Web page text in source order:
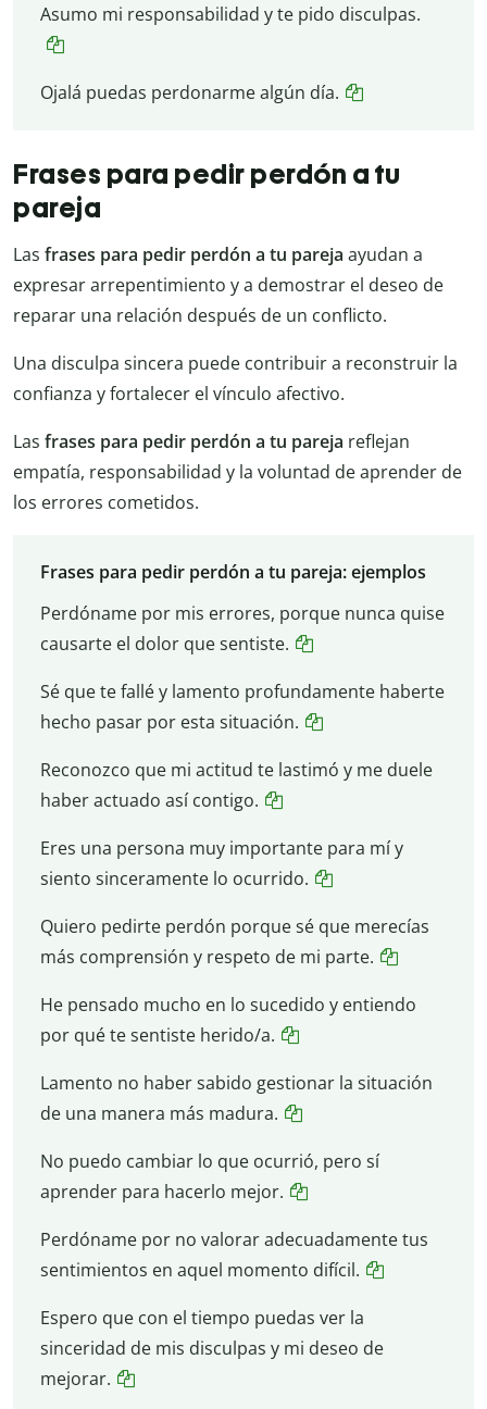
Asumo mi responsabilidad y te pido disculpas.
Ojalá puedas perdonarme algún día.
Frases para pedir perdón a tu
pareja
Las frases para pedir perdón a tu pareja ayudan a
expresar arrepentimiento y a demostrar el deseo de
reparar una relación después de un conflicto.
Una disculpa sincera puede contribuir a reconstruir la
confianza y fortalecer el vínculo afectivo.
Las frases para pedir perdón a tu pareja reflejan
empatía, responsabilidad y la voluntad de aprender de
los errores cometidos.
Frases para pedir perdón a tu pareja: ejemplos
Perdóname por mis errores, porque nunca quise
causarte el dolor que sentiste.
Sé que te fallé y lamento profundamente haberte
hecho pasar por esta situación.
Reconozco que mi actitud te lastimó y me duele
haber actuado así contigo.
Eres una persona muy importante para mí y
siento sinceramente lo ocurrido.
Quiero pedirte perdón porque sé que merecías
más comprensión y respeto de mi parte.
He pensado mucho en lo sucedido y entiendo
por qué te sentiste herido/a.
Lamento no haber sabido gestionar la situación
de una manera más madura.
No puedo cambiar lo que ocurrió, pero sí
aprender para hacerlo mejor.
Perdóname por no valorar adecuadamente tus
sentimientos en aquel momento difícil.
Espero que con el tiempo puedas ver la
sinceridad de mis disculpas y mi deseo de
mejorar.